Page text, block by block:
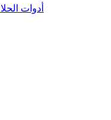
أدوات